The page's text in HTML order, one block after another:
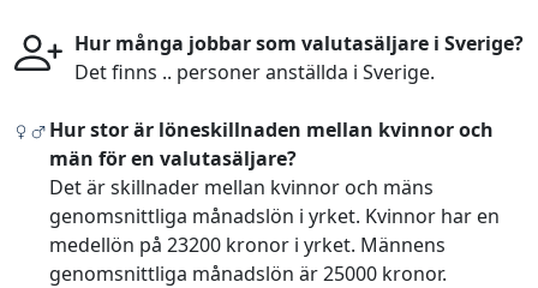
Hur många jobbar som valutasäljare i Sverige?
Det finns .. personer anställda i Sverige.
Hur stor är löneskillnaden mellan kvinnor och
män för en valutasäljare?
Det är skillnader mellan kvinnor och mäns
genomsnittliga månadslön i yrket. Kvinnor har en
medellön på 23200 kronor i yrket. Männens
genomsnittliga månadslön är 25000 kronor.